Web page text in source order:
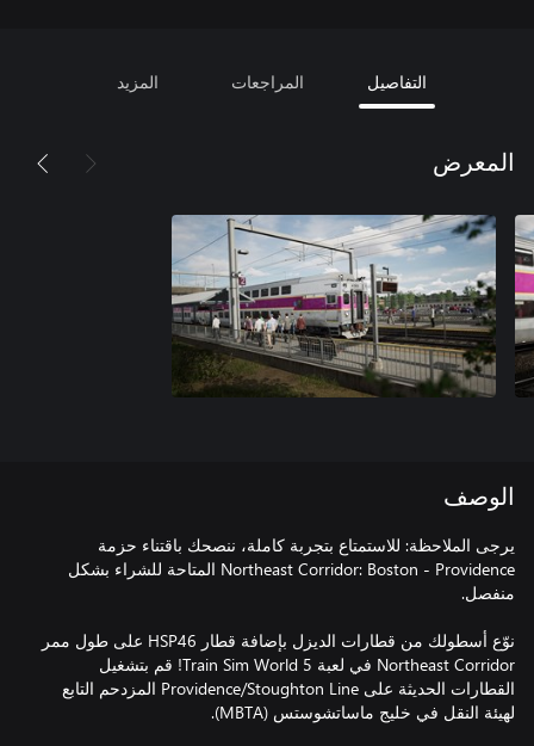
التفاصيل المراجعات المزيد
المعرض
الوصف
يرجى الملاحظة: للاستمتاع بتجربة كاملة، ننصحك باقتناء حزمة
Northeast Corridor: Boston - Providence المتاحة للشراء بشكل
نوّع أسطولك من قطارات الديزل بإضافة قطار HSP46 على طول ممر
Northeast Corridor في لعبة Train Sim World 5! قم بتشغيل
القطارات الحديثة على Providence/Stoughton Line المزدحم التابع